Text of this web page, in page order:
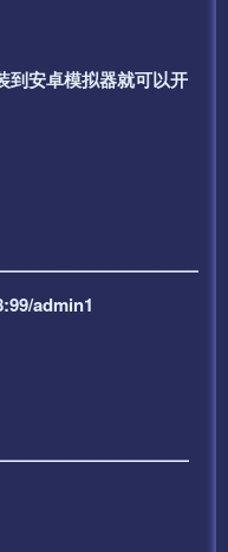
到安卓模拟器就可以开
admin1